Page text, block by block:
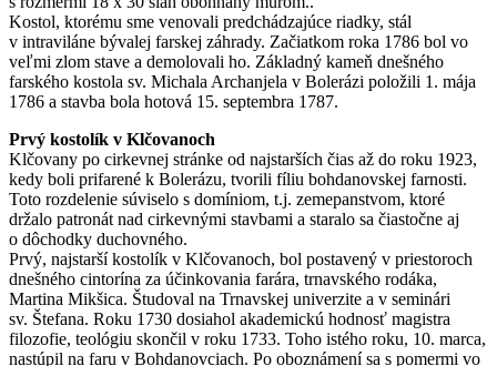
Kostol, ktorému sme venovali predchádzajúce riadky, stál
v intraviláne bývalej farskej záhrady. Začiatkom roka 1786 bol vo
veľmi zlom stave a demolovali ho. Základný kameň dnešného
farského kostola sv. Michala Archanjela v Bolerázi položili 1. mája
1786 a stavba bola hotová 15. septembra 1787.
Prvý kostolík v Klčovanoch
Klčovany po cirkevnej stránke od najstarších čias až do roku 1923,
kedy boli prifarené k Bolerázu, tvorili fíliu bohdanovskej farnosti.
Toto rozdelenie súviselo s domíniom, t.j. zemepanstvom, ktoré
držalo patronát nad cirkevnými stavbami a staralo sa čiastočne aj
o dôchodky duchovného.
Prvý, najstarší kostolík v Klčovanoch, bol postavený v priestoroch
dnešného cintorína za účinkovania farára, trnavského rodáka,
Martina Mikšica. Študoval na Trnavskej univerzite a v seminári
sv. Štefana. Roku 1730 dosiahol akademickú hodnosť magistra
filozofie, teológiu skončil v roku 1733. Toho istého roku, 10. marca,
nastúpil na faru v Bohdanovciach. Po oboznámení sa s pomermi vo